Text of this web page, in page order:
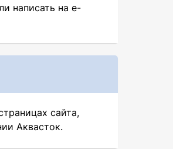
написать на e-
сайта,
Аквасток.